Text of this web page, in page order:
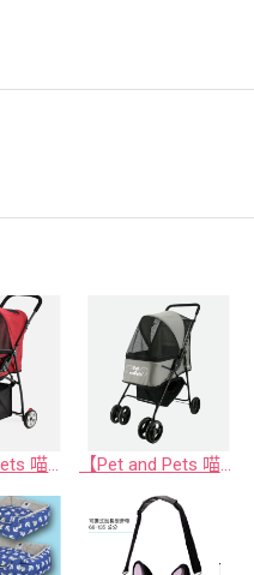
【Pet and Pets 喵旺家族】Pebble 寵物推車 【Pet and Pets 喵旺家族】Rollin輕量寵物推車